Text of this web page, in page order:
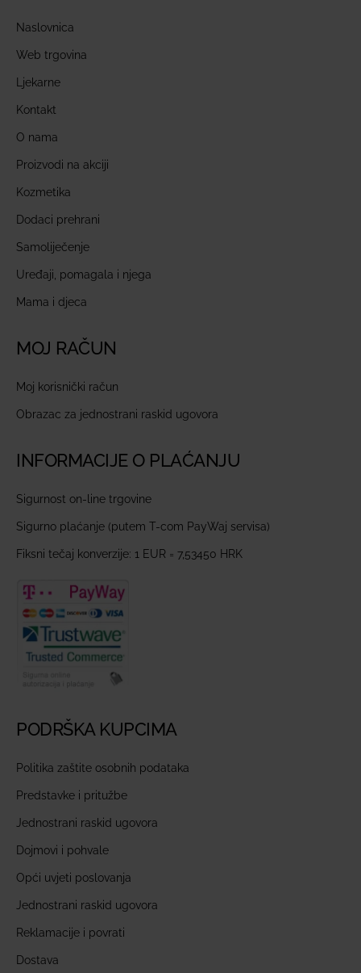
Naslovnica
Web trgovina
Ljekarne
Kontakt
O nama
Proizvodi na akciji
Kozmetika
Dodaci prehrani
Samoliječenje
Uređaji, pomagala i njega
Mama i djeca
MOJ RAČUN
Moj korisnički račun
Obrazac za jednostrani raskid ugovora
INFORMACIJE O PLAĆANJU
Sigurnost on-line trgovine
Sigurno plaćanje (putem T-com PayWaj servisa)
Fiksni tečaj konverzije: 1 EUR = 7,53450 HRK
PODRŠKA KUPCIMA
Politika zaštite osobnih podataka
Predstavke i pritužbe
Jednostrani raskid ugovora
Dojmovi i pohvale
Opći uvjeti poslovanja
Jednostrani raskid ugovora
Reklamacije i povrati
Dostava